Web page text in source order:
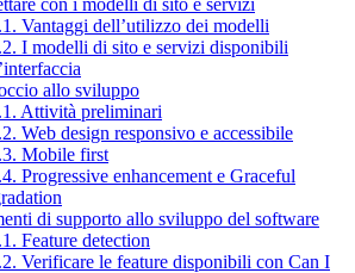
Vantaggi dell’utilizzo dei modelli
I modelli di sito e servizi disponibili
allo sviluppo
Attività preliminari
Web design responsivo e accessibile
Mobile first
Progressive enhancement e Graceful
di supporto allo sviluppo del software
Feature detection
Verificare le feature disponibili con Can I